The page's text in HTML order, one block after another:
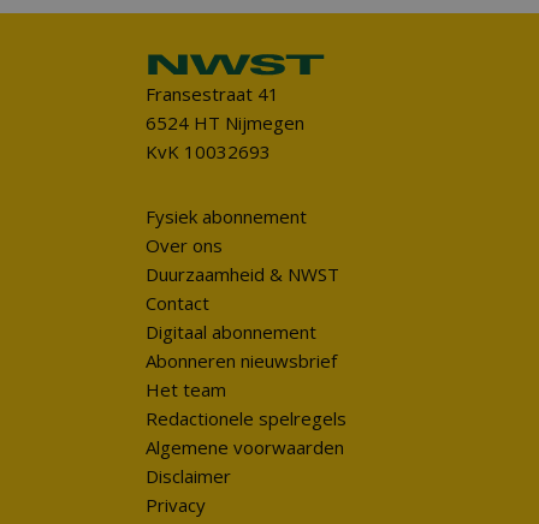
Fransestraat 41
6524 HT Nijmegen
KvK 10032693
Fysiek abonnement
Over ons
Duurzaamheid & NWST
Contact
Digitaal abonnement
Abonneren nieuwsbrief
Het team
Redactionele spelregels
Algemene voorwaarden
Disclaimer
Privacy